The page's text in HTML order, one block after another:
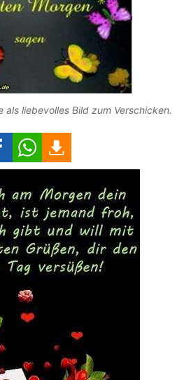
als liebevolles Bild zum Verschicken.